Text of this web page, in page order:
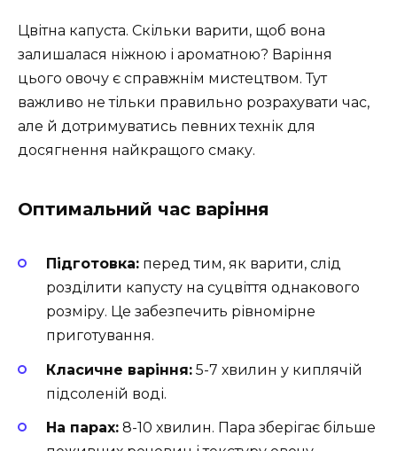
Цвітна капуста. Скільки варити, щоб вона
залишалася ніжною і ароматною? Варіння
цього овочу є справжнім мистецтвом. Тут
важливо не тільки правильно розрахувати час,
але й дотримуватись певних технік для
досягнення найкращого смаку.
Оптимальний час варіння
Підготовка: перед тим, як варити, слід
розділити капусту на суцвіття однакового
розміру. Це забезпечить рівномірне
приготування.
Класичне варіння: 5-7 хвилин у киплячій
підсоленій воді.
На парах: 8-10 хвилин. Пара зберігає більше